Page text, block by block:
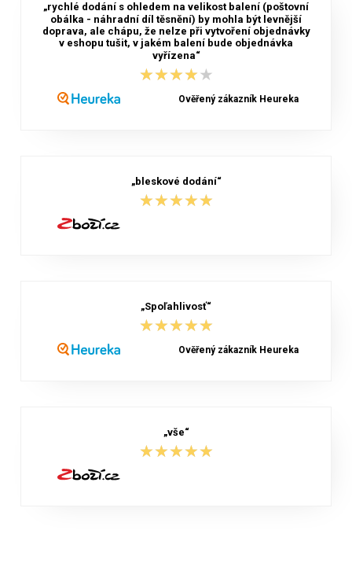
„rychlé dodání s ohledem na velikost balení (poštovní
obálka - náhradní díl těsnění) by mohla být levnější
doprava, ale chápu, že nelze při vytvoření objednávky
v eshopu tušit, v jakém balení bude objednávka
vyřízena“
★★★★★
★★★★★
Ověřený zákazník Heureka
„bleskové dodání“
★★★★★
★★★★★
„Spoľahlivosť“
★★★★★
★★★★★
Ověřený zákazník Heureka
„vše“
★★★★★
★★★★★